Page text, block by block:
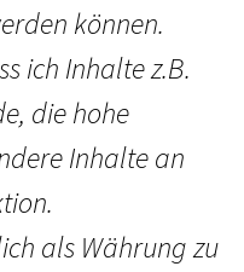
können.
ich Inhalte z.B.
die hohe
Inhalte an
als Währung zu